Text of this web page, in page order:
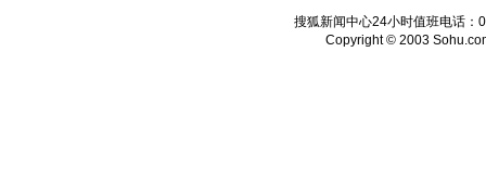
搜狐新闻中心24小时值班电话
Copyright © 2003